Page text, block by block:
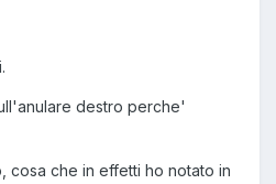
destro perche'
cosa che in effetti ho notato in